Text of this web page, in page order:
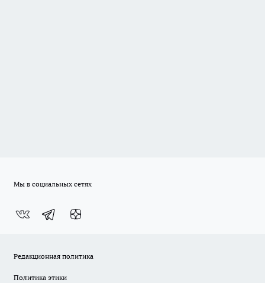
Мы в социальных сетях
Редакционная политика
Политика этики